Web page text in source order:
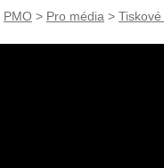
PMO > Pro média >